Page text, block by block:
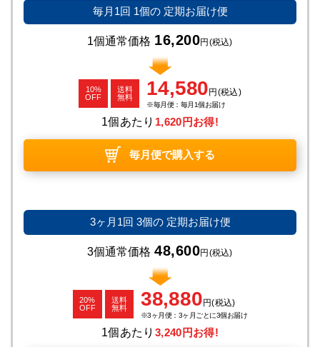
毎月1回 1個の定期お届け便
1個通常価格 16,200円 (税込)
10%
OFF
送料
無料
14,580 円 (税込)
毎月便：毎月1個お届け
1個あたり 1,620円お得!
毎月便で購入する
3ヶ月1回 3個の定期お届け便
3個通常価格 48,600円(税込)
20%
OFF
送料
無料
38,880円(税込)
3ヶ月便：3ヶ月ごとに3個お届け
1個あたり 3,240円お得!